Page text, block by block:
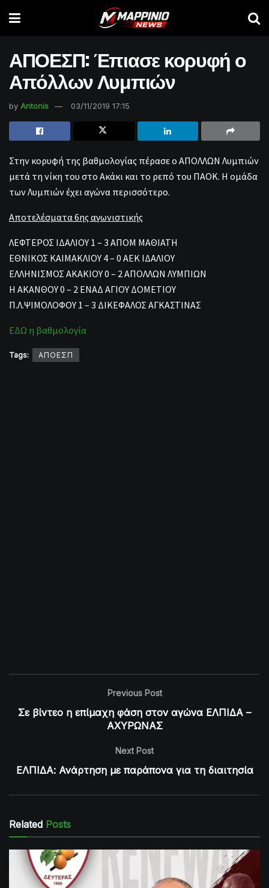
ΑΠΟΕΣΠ: Έπιασε κορυφή ο
Απόλλων Λυμπιών
by Antonis 03/11/2019 17:15
Στην κορυφή της βαθμολογίας πέρασε ο ΑΠΟΛΛΩΝ Λυμπιών
μετά τη νίκη του στο Ακάκι και το ρεπό του ΠΑΟΚ. Η ομάδα
των Λυμπιών έχει αγώνα περισσότερο.
Αποτελέσματα 6ης αγωνιστικής
ΛΕΦΤΕΡΟΣ ΙΔΑΛΙΟΥ 1 – 3 ΑΠΟΜ ΜΑΘΙΑΤΗ
ΕΘΝΙΚΟΣ ΚΑΙΜΑΚΛΙΟΥ 4 – 0 ΑΕΚ ΙΔΑΛΙΟΥ
ΕΛΛΗΝΙΣΜΟΣ ΑΚΑΚΙΟΥ 0 – 2 ΑΠΟΛΛΩΝ ΛΥΜΠΙΩΝ
Η ΑΚΑΝΘΟΥ 0 – 2 ΕΝΑΔ ΑΓΙΟΥ ΔΟΜΕΤΙΟΥ
Π.Λ.ΨΙΜΟΛΟΦΟΥ 1 – 3 ΔΙΚΕΦΑΛΟΣ ΑΓΚΑΣΤΙΝΑΣ
ΕΔΩ η βαθμολογία
Tags: ΑΠΟΕΣΠ
Previous Post
Σε βίντεο η επίμαχη φάση στον αγώνα ΕΛΠΙΔΑ –
ΑΧΥΡΩΝΑΣ
Next Post
ΕΛΠΙΔΑ: Ανάρτηση με παράπονα για τη διαιτησία
Related Posts